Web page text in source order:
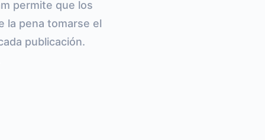
permite que los
la pena tomarse el
publicación.